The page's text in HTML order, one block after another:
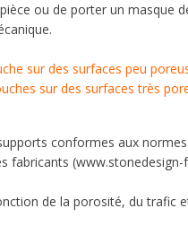
ou de porter un masque
sur des surfaces peu
sur des surfaces très
conformes aux
fabricants
de la porosité, du